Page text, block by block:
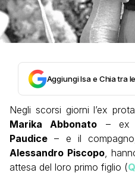
Aggiungi Isa e Chia tra
Negli scorsi giorni l’ex
Marika Abbonato – ex
Paudice – e il
Alessandro Piscopo,
attesa del loro primo figlio (